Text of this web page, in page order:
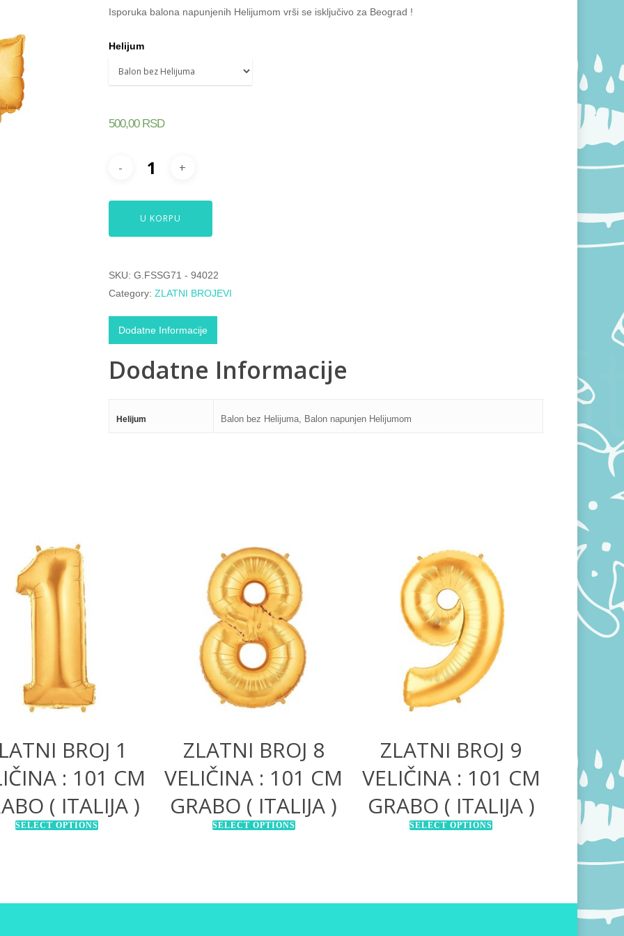
Isporuka balona napunjenih Helijumom vrši se isključivo za Beograd !
Helijum
500,00 RSD
U KORPU
SKU: G.FSSG71 - 94022
Category: ZLATNI BROJEVI
Dodatne Informacije
Dodatne Informacije
Helijum Balon bez Helijuma, Balon napunjen Helijumom
500,00RSD
1.200,00
RSD
BROJ 1
: 101 CM
( ITALIJA )
SELECT OPTIONS
500,00RSD
1.200,00RSD
ZLATNI BROJ 8
VELIČINA : 101 CM
GRABO ( ITALIJA )
SELECT OPTIONS
500,00RSD
1.200,00RSD
ZLATNI BROJ 9
VELIČINA : 101 CM
GRABO ( ITALIJA )
SELECT OPTIONS